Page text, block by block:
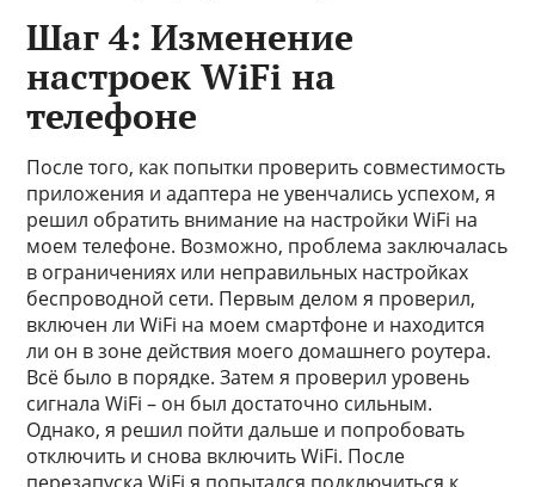
Шаг 4: Изменение
настроек WiFi на
телефоне
После того, как попытки проверить совместимость
приложения и адаптера не увенчались успехом, я
решил обратить внимание на настройки WiFi на
моем телефоне. Возможно, проблема заключалась
в ограничениях или неправильных настройках
беспроводной сети. Первым делом я проверил,
включен ли WiFi на моем смартфоне и находится
ли он в зоне действия моего домашнего роутера.
Всё было в порядке. Затем я проверил уровень
сигнала WiFi – он был достаточно сильным.
Однако, я решил пойти дальше и попробовать
отключить и снова включить WiFi. После